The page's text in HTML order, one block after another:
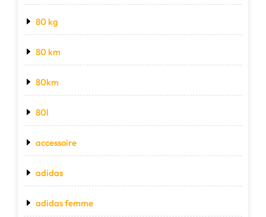
80 kg
80 km
80km
80l
accessoire
adidas
adidas femme